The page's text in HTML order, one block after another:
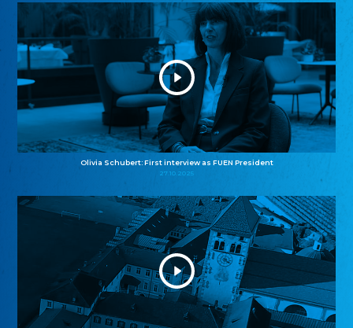
Olivia Schubert: First interview as FUEN President
27.10.2025